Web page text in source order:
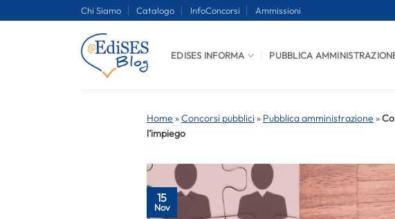
Chi Siamo Catalogo InfoConcorsi Ammissioni
EDISES INFORMA PUBBLICA
Home »Concorsi pubblici » Pubblica amministrazione »
l’impiego
15
Nov